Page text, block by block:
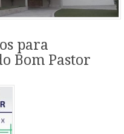
para
Bom Pastor